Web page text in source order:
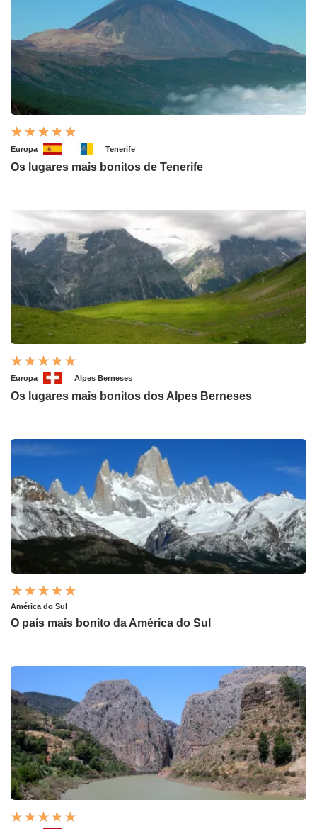
Europa Tenerife
Os lugares mais bonitos de Tenerife
Europa Alpes Berneses
Os lugares mais bonitos dos Alpes Berneses
América do Sul
O país mais bonito da América do Sul